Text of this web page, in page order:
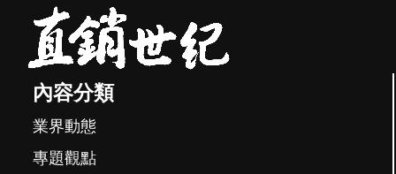
內容分類
業界動態
專題觀點